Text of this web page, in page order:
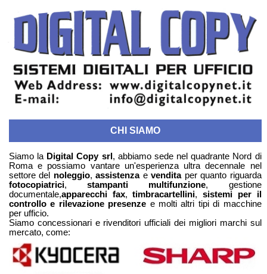
CHI SIAMO
Siamo la Digital Copy srl , abbiamo sede nel quadrante Nord di
Roma e possiamo vantare un'esperienza ultra decennale nel
settore del noleggio,assistenzaevenditaper quanto riguarda
fotocopiatrici,stampanti multifunzione, gestione
documentale,apparecchi fax,timbracartellini,sistemi per il
controllo e rilevazione presenze e molti altri tipi di macchine
per ufficio.
Siamo concessionari e rivenditori ufficiali dei migliori marchi sul
mercato, come: